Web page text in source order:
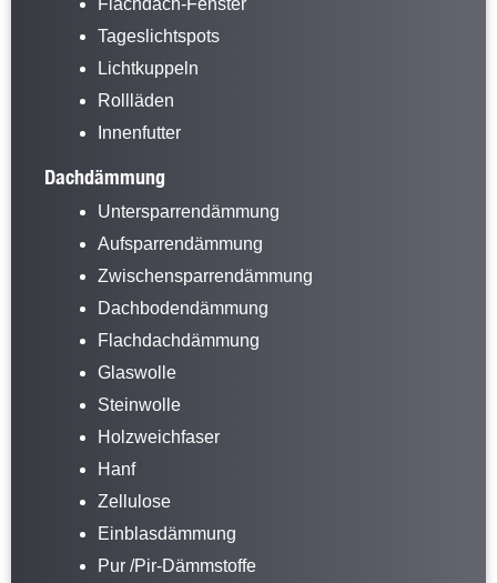
Flachdach-Fenster
Tageslichtspots
Lichtkuppeln
Rollläden
Innenfutter
Dachdämmung
Untersparrendämmung
Aufsparrendämmung
Zwischensparrendämmung
Dachbodendämmung
Flachdachdämmung
Glaswolle
Steinwolle
Holzweichfaser
Hanf
Zellulose
Einblasdämmung
Pur /Pir-Dämmstoffe